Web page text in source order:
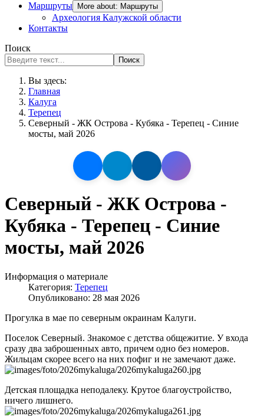
Маршруты
More about: Маршруты
Археология Калужской области
Контакты
Поиск
Поиск
Вы здесь:
Главная
Калуга
Терепец
Северный - ЖК Острова - Кубяка - Терепец - Синие
мосты, май 2026
Северный - ЖК Острова -
Кубяка - Терепец - Синие
мосты, май 2026
Информация о материале
Категория: Терепец
Опубликовано: 28 мая 2026
Прогулка в мае по северным окраинам Калуги.
Поселок Северный. Знакомое с детства общежитие. У входа
сразу два заброшенных авто, причем одно без номеров.
Жильцам скорее всего на них пофиг и не замечают даже.
Детская площадка неподалеку. Крутое благоустройство,
ничего лишнего.